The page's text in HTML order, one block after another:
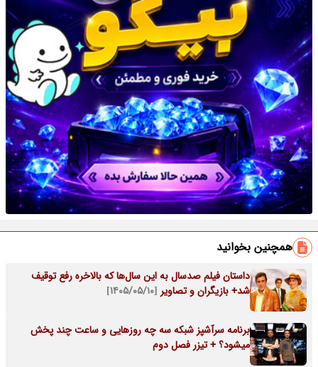
همچنین بخوانید
داستان فیلم صدسال به این سال‌ها که بالاخره رفع توقیف
شد+ بازیگران و تصاویر [۱۴۰۵/۰۵/۱۰]
برنامه سرآشپز شبکه سه چه روزهایی و ساعت چند پخش
میشود؟ + تیزر فصل دوم